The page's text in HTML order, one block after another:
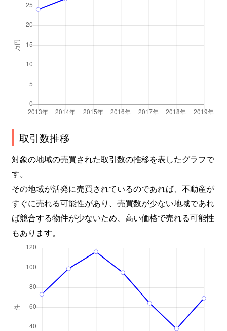
取引数推移
対象の地域の売買された取引数の推移を表したグラフで
す。
その地域が活発に売買されているのであれば、不動産が
すぐに売れる可能性があり、売買数が少ない地域であれ
ば競合する物件が少ないため、高い価格で売れる可能性
もあります。